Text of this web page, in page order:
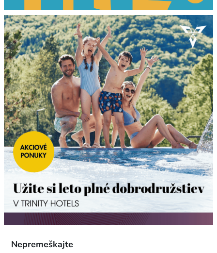
Nepremeškajte